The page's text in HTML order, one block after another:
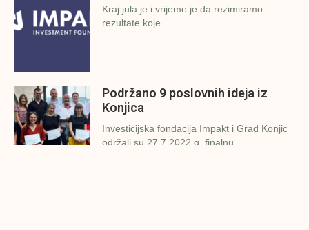
Kraj jula je i vrijeme je da rezimiramo
rezultate koje
Podržano 9 poslovnih ideja iz
Konjica
Investicijska fondacija Impakt i Grad Konjic
održali su 27.7.2022.g. finalnu